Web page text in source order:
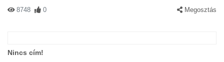
8748 0 Megosztás
Nincs cím!